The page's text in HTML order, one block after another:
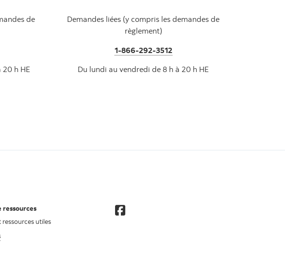
de
h HE
Demandes liées (y compris les demandes de
règlement)
1-866-292-3512
Du lundi au vendredi de 8 h à 20 h HE
auto
ressources
utiles
La page de ressources l'assurance